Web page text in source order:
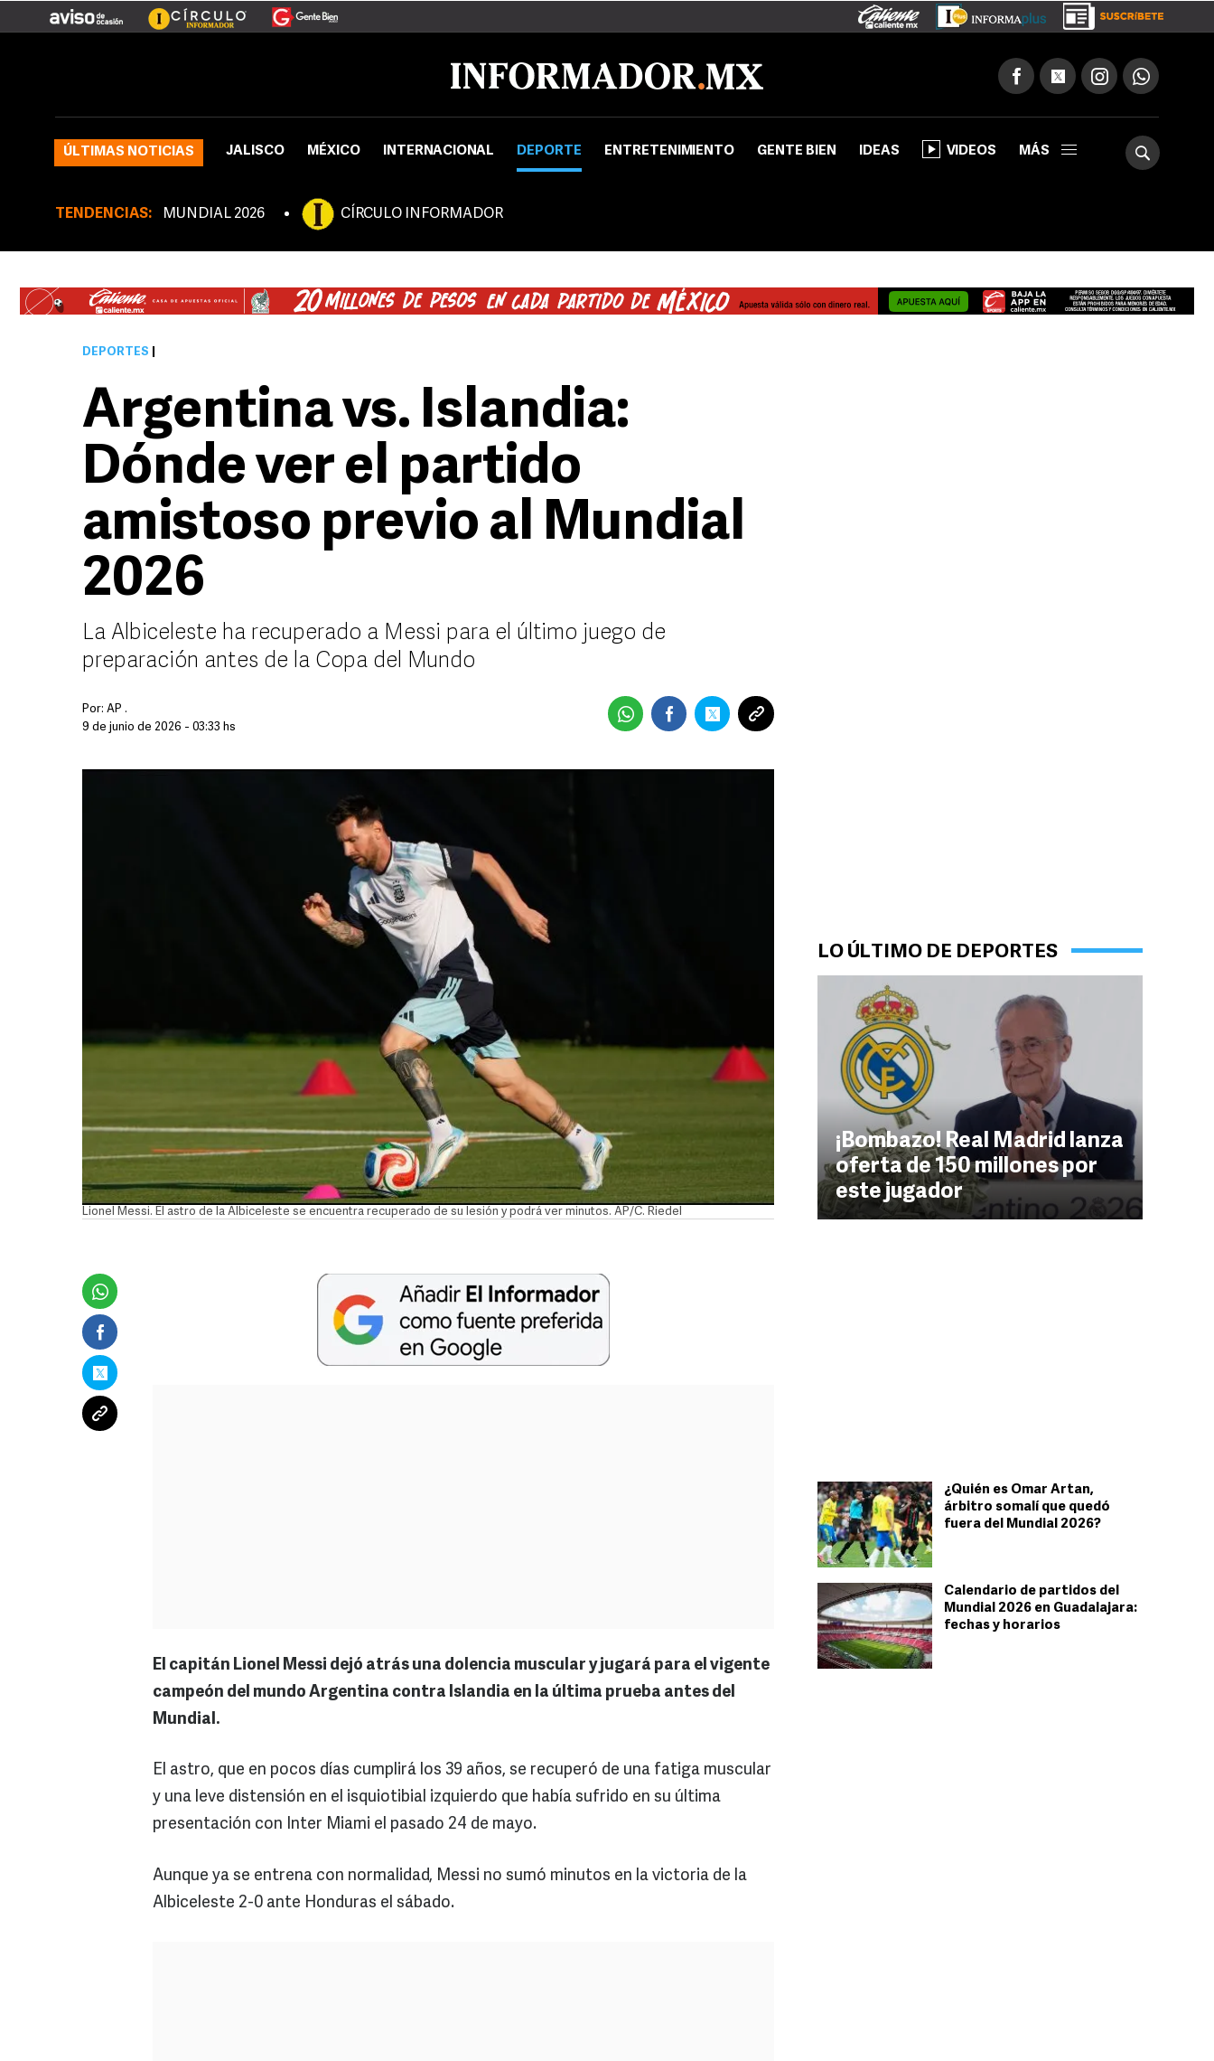
ÚLTIMAS NOTICIAS JALISCO MÉXICO INTERNACIONAL DEPORTE ENTRETENIMIENTO GENTE BIEN IDEAS VIDEOS MÁS
TENDENCIAS: MUNDIAL 2026 CÍRCULO INFORMADOR
LO ÚLTIMO DE DEPORTES
¡Bombazo! Real Madrid lanza
oferta de 150 millones por
este jugador
¿Quién es Omar Artan,
árbitro somalí que quedó
fuera del Mundial 2026?
Calendario de partidos del
Mundial 2026 en Guadalajara:
fechas y horarios
DEPORTES
Argentina vs. Islandia:
Dónde ver el partido
amistoso previo al Mundial
2026
La Albiceleste ha recuperado a Messi para el último juego de
preparación antes de la Copa del Mundo
Por: AP .
9 de junio de 2026 - 03:33 hs
Lionel Messi. El astro de la Albiceleste se encuentra recuperado de su lesión y podrá ver minutos. AP/C. Riedel
El capitán Lionel Messi dejó atrás una dolencia muscular y jugará para el vigente
campeón del mundo Argentina contra Islandia en la última prueba antes del
Mundial.
El astro, que en pocos días cumplirá los 39 años, se recuperó de una fatiga muscular
y una leve distensión en el isquiotibial izquierdo que había sufrido en su última
presentación con Inter Miami el pasado 24 de mayo.
Aunque ya se entrena con normalidad, Messi no sumó minutos en la victoria de la
Albiceleste 2-0 ante Honduras el sábado.